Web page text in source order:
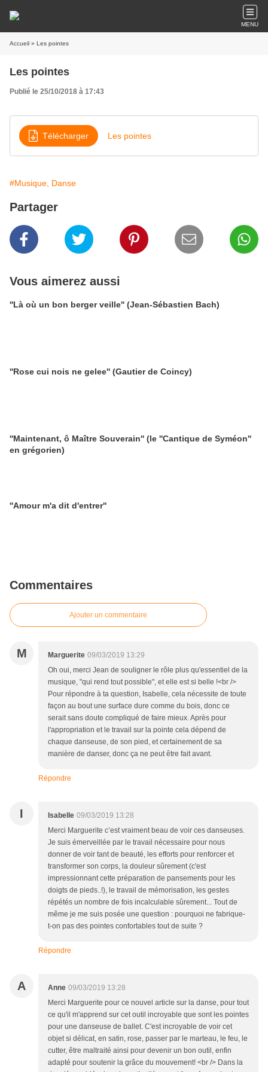
MENU
Accueil » Les pointes
Les pointes
Publié le 25/10/2018 à 17:43
Télécharger Les pointes
#Musique, Danse
Partager
Vous aimerez aussi
''Là où un bon berger veille'' (Jean-Sébastien Bach)
''Rose cui nois ne gelee'' (Gautier de Coincy)
''Maintenant, ô Maître Souverain'' (le ''Cantique de Syméon''
en grégorien)
''Amour m'a dit d'entrer''
Commentaires
Ajouter un commentaire
M Marguerite 09/03/2019 13:29
Oh oui, merci Jean de souligner le rôle plus qu'essentiel de la
musique, "qui rend tout possible", et elle est si belle !<br />
Pour répondre à ta question, Isabelle, cela nécessite de toute
façon au bout une surface dure comme du bois, donc ce
serait sans doute compliqué de faire mieux. Après pour
l'appropriation et le travail sur la pointe cela dépend de
chaque danseuse, de son pied, et certainement de sa
manière de danser, donc ça ne peut être fait avant.
Répondre
I Isabelle 09/03/2019 13:28
Merci Marguerite c’est vraiment beau de voir ces danseuses.
Je suis émerveillée par le travail nécessaire pour nous
donner de voir tant de beauté, les efforts pour renforcer et
transformer son corps, la douleur sûrement (c'est
impressionnant cette préparation de pansements pour les
doigts de pieds..!), le travail de mémorisation, les gestes
répétés un nombre de fois incalculable sûrement... Tout de
même je me suis posée une question : pourquoi ne fabrique-
t-on pas des pointes confortables tout de suite ?
Répondre
A Anne 09/03/2019 13:28
Merci Marguerite pour ce nouvel article sur la danse, pour tout
ce qu'il m'apprend sur cet outil incroyable que sont les pointes
pour une danseuse de ballet. C'est incroyable de voir cet
objet si délicat, en satin, rose, passer par le marteau, le feu, le
cutter, être maltraité ainsi pour devenir un bon outil, enfin
adapté pour soutenir la grâce du mouvement! <br /> Dans la